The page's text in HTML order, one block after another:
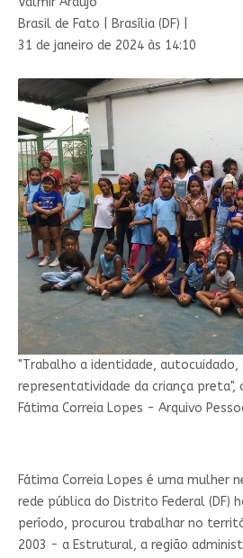
Brasil de Fato | Brasília (DF) |
31 de janeiro de 2024 às 14:10
"Trabalho a identidade,
representatividade da criança preta",
Fátima Correia Lopes - Arquivo
Fátima Correia Lopes é uma mulher
rede pública do Distrito Federal (DF)
período, procurou trabalhar no
2003 - a Estrutural, a região